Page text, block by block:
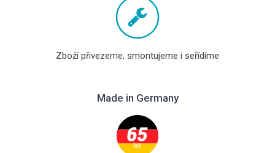
Zboží přivezeme, smontujeme i seřídíme
Made in Germany